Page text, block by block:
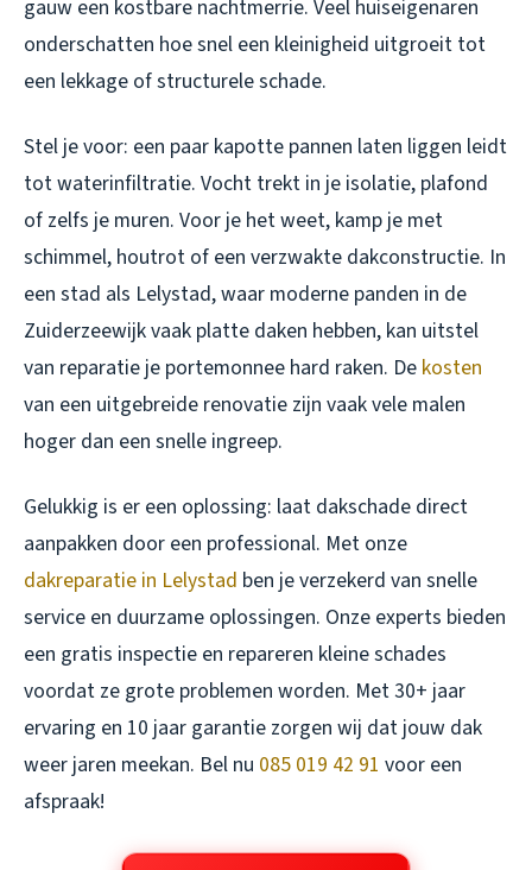
gauw een kostbare nachtmerrie. Veel huiseigenaren
onderschatten hoe snel een kleinigheid uitgroeit tot
een lekkage of structurele schade.
Stel je voor: een paar kapotte pannen laten liggen leidt
tot waterinfiltratie. Vocht trekt in je isolatie, plafond
of zelfs je muren. Voor je het weet, kamp je met
schimmel, houtrot of een verzwakte dakconstructie. In
een stad als Lelystad, waar moderne panden in de
Zuiderzeewijk vaak platte daken hebben, kan uitstel
van reparatie je portemonnee hard raken. De kosten
van een uitgebreide renovatie zijn vaak vele malen
hoger dan een snelle ingreep.
Gelukkig is er een oplossing: laat dakschade direct
aanpakken door een professional. Met onze
dakreparatie in Lelystad ben je verzekerd van snelle
service en duurzame oplossingen. Onze experts bieden
een gratis inspectie en repareren kleine schades
voordat ze grote problemen worden. Met 30+ jaar
ervaring en 10 jaar garantie zorgen wij dat jouw dak
weer jaren meekan. Bel nu 085 019 42 91 voor een
afspraak!